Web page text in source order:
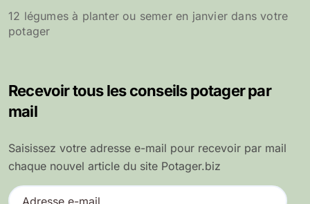
12 légumes à planter ou semer en janvier dans votre
potager
Recevoir tous les conseils potager par
mail
Saisissez votre adresse e-mail pour recevoir par mail
chaque nouvel article du site Potager.biz
A